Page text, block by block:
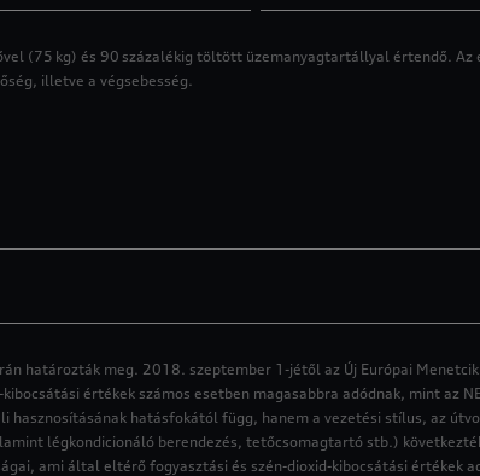
(75 kg) és 90 százalékig töltött üzemanyagtartállyal értendő.
illetve a végsebesség.
határozták meg. 2018. szeptember 1-jétől az Új Európai
értékek számos esetben magasabbra adódnak, mint az
hatásfokától függ, hanem a vezetési stílus, az
légkondicionáló berendezés, tetőcsomagtartó stb.)
ami által eltérő fogyasztási és szén-dioxid-kibocsátási értékek